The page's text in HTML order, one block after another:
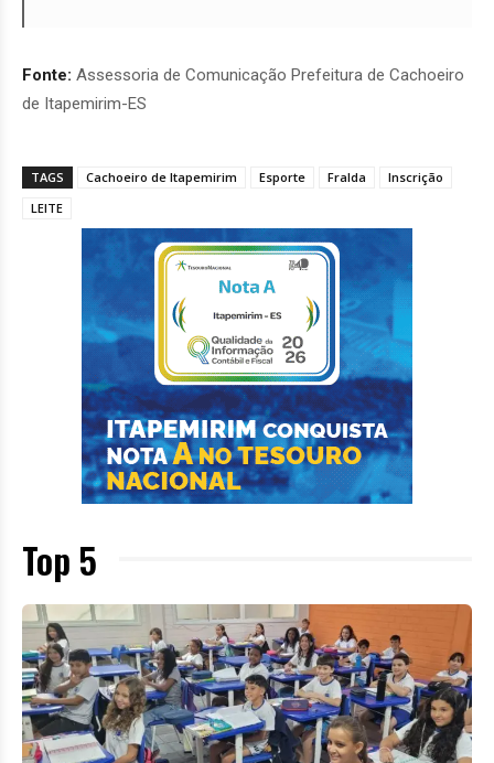
Fonte: Assessoria de Comunicação Prefeitura de Cachoeiro
de Itapemirim-ES
TAGS Cachoeiro de Itapemirim Esporte Fralda
Inscrição
LEITE
Top 5